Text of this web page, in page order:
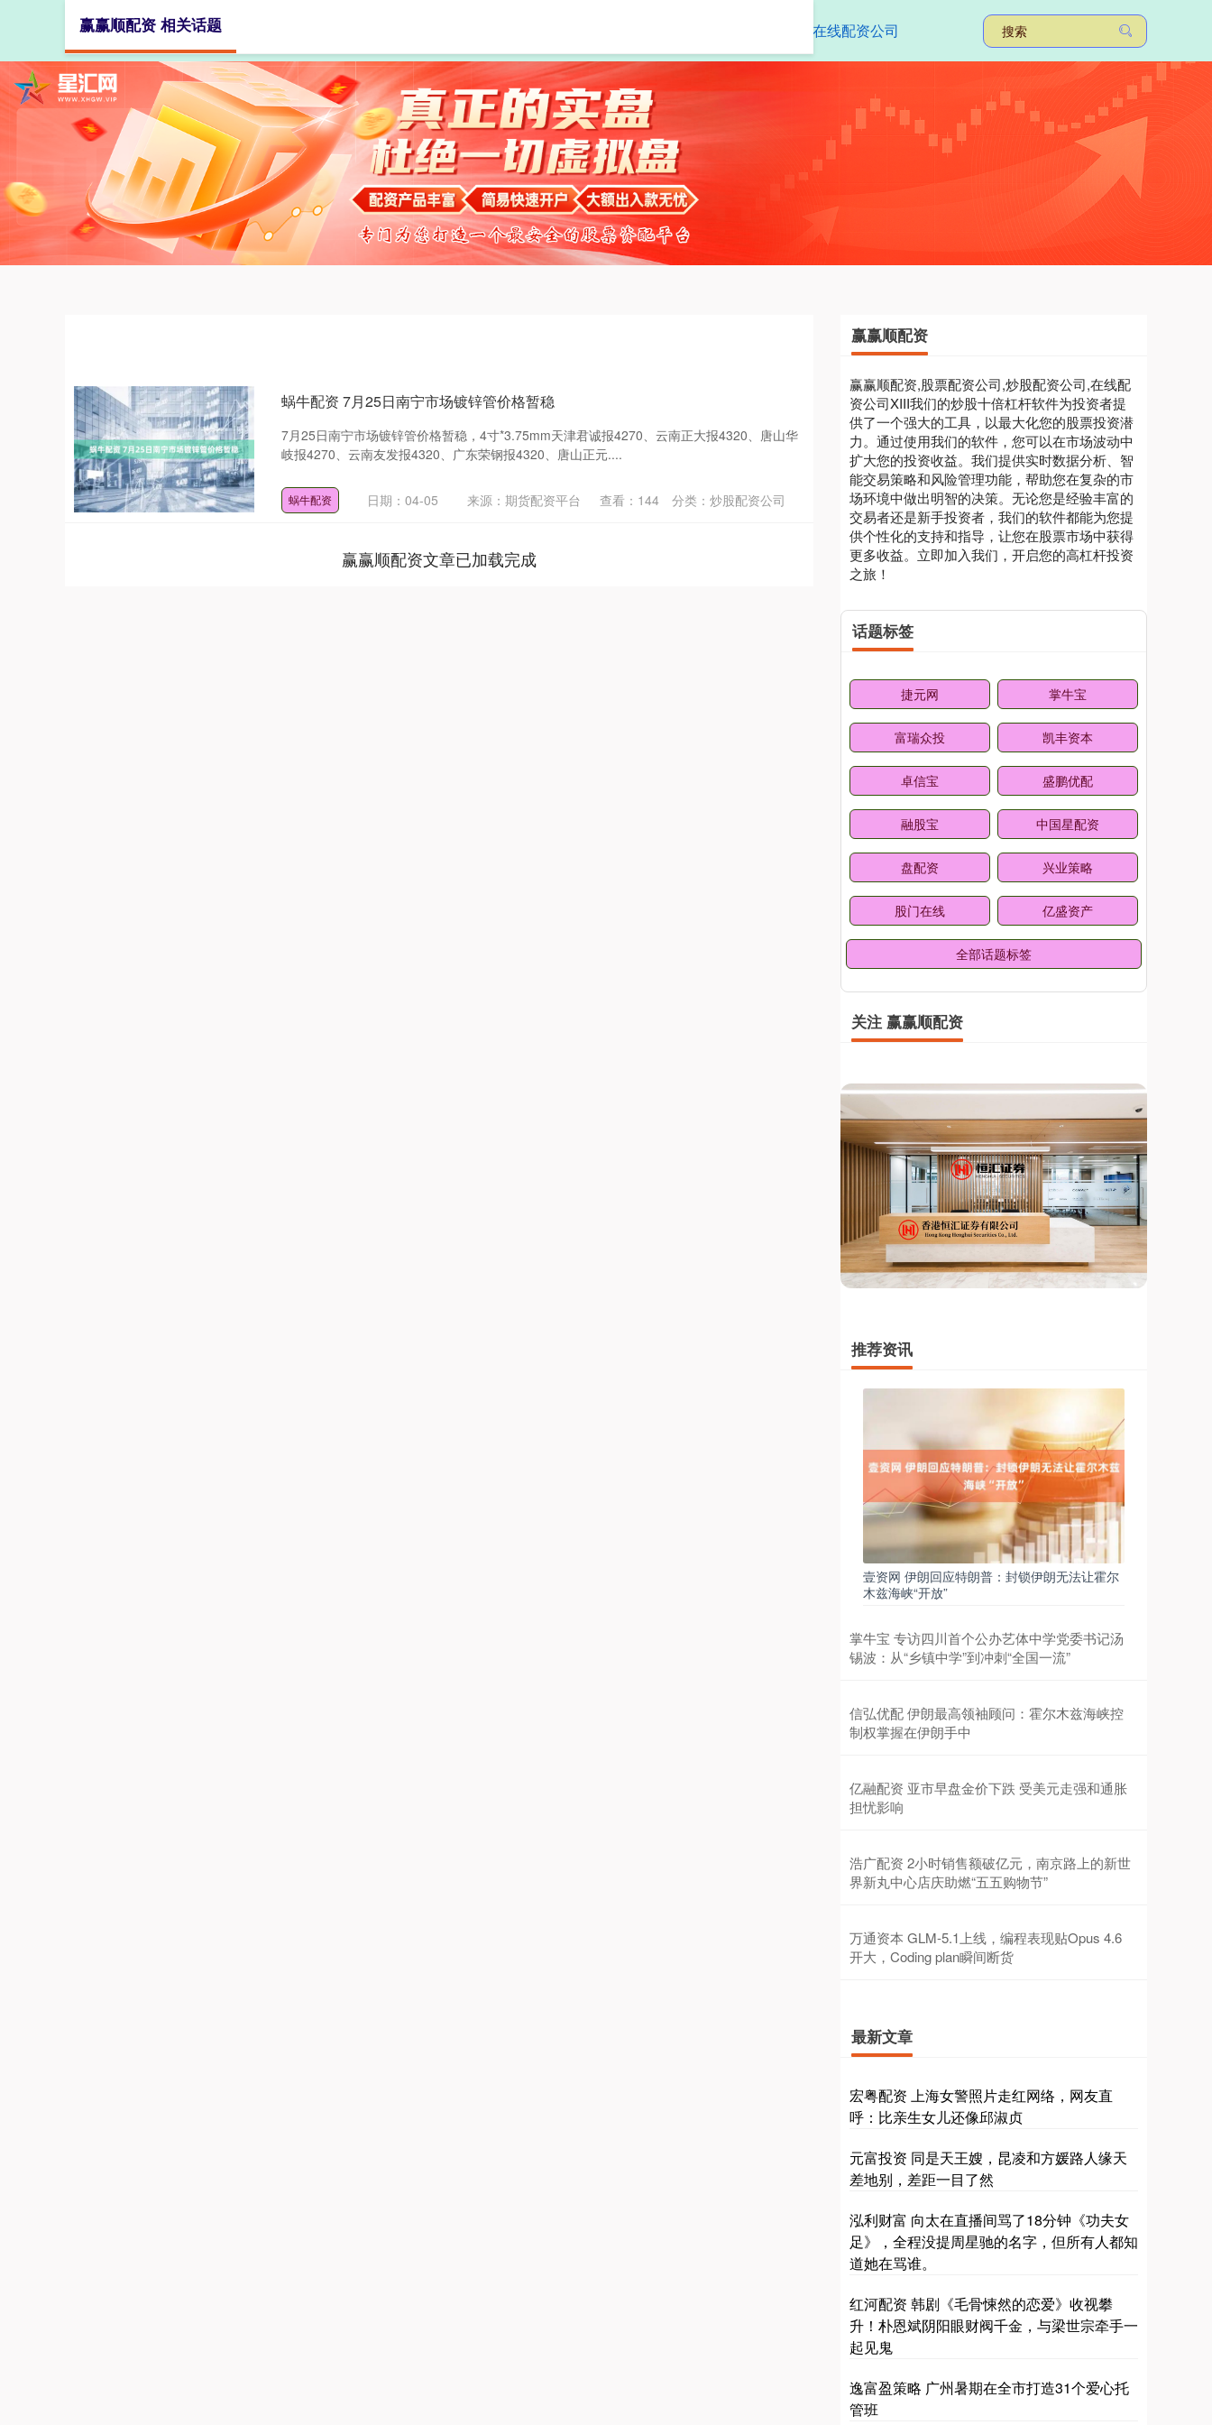
在线配资公司
赢赢顺配资 相关话题
蜗牛配资 7月25日南宁市场镀锌管价格暂稳
7月25日南宁市场镀锌管价格暂稳，4寸*3.75mm天津君诚报4270、云南正大报4320、唐山华
岐报4270、云南友发报4320、广东荣钢报4320、唐山正元....
蜗牛配资 日期：04-05 来源：期货配资平台 查看： 144 分类： 炒股配资公司
赢赢顺配资文章已加载完成
赢赢顺配资
赢赢顺配资,股票配资公司,炒股配资公司,在线配
资公司XIII‌我们的炒股十倍杠杆软件为投资者提
供了一个强大的工具，以最大化您的股票投资潜
力。通过使用我们的软件，您可以在市场波动中
扩大您的投资收益。我们提供实时数据分析、智
能交易策略和风险管理功能，帮助您在复杂的市
场环境中做出明智的决策。无论您是经验丰富的
交易者还是新手投资者，我们的软件都能为您提
供个性化的支持和指导，让您在股票市场中获得
更多收益。立即加入我们，开启您的高杠杆投资
之旅！
话题标签
捷元网 掌牛宝
富瑞众投 凯丰资本
卓信宝 盛鹏优配
融股宝 中国星配资
盘配资 兴业策略
股门在线 亿盛资产
全部话题标签
关注 赢赢顺配资
推荐资讯
壹资网 伊朗回应特朗普：封锁伊朗无法让霍尔
木兹海峡“开放”
掌牛宝 专访四川首个公办艺体中学党委书记汤
锡波：从“乡镇中学”到冲刺“全国一流”
信弘优配 伊朗最高领袖顾问：霍尔木兹海峡控
制权掌握在伊朗手中
亿融配资 亚市早盘金价下跌 受美元走强和通胀
担忧影响
浩广配资 2小时销售额破亿元，南京路上的新世
界新丸中心店庆助燃“五五购物节”
万通资本 GLM-5.1上线，编程表现贴Opus 4.6
开大，Coding plan瞬间断货
最新文章
宏粤配资 上海女警照片走红网络，网友直
呼：比亲生女儿还像邱淑贞
元富投资 同是天王嫂，昆凌和方媛路人缘天
差地别，差距一目了然
泓利财富 向太在直播间骂了18分钟《功夫女
足》，全程没提周星驰的名字，但所有人都知
道她在骂谁。
红河配资 韩剧《毛骨悚然的恋爱》收视攀
升！朴恩斌阴阳眼财阀千金，与梁世宗牵手一
起见鬼
逸富盈策略 广州暑期在全市打造31个爱心托
管班